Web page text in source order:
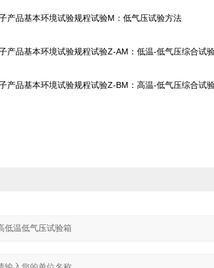
品基本环境试验规程试验M：低气压试验方法
品基本环境试验规程试验Z-AM：低温-低气压综合试
品基本环境试验规程试验Z-BM：高温-低气压综合试